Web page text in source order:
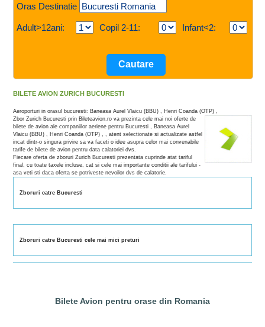
Oras Destinatie
Adult>12ani: Copil 2-11: Infant<2:
BILETE AVION ZURICH BUCURESTI
Aeroporturi in orasul bucuresti: Baneasa Aurel Vlaicu (BBU) , Henri Coanda (OTP) ,
Zbor Zurich Bucuresti prin Bileteavion.ro va prezinta cele mai noi oferte de
bilete de avion ale companiilor aeriene pentru Bucuresti , Baneasa Aurel
Vlaicu (BBU) , Henri Coanda (OTP) , , atent selectionate si actualizate astfel
incat dintr-o singura privire sa va faceti o idee asupra celor mai convenabile
tarife de bilete de avion pentru data calatoriei dvs.
Fiecare oferta de zboruri Zurich Bucuresti prezentata cuprinde atat tariful
final, cu toate taxele incluse, cat si cele mai importante conditii ale tarifului -
asa veti sti daca oferta se potriveste nevoilor dvs de calatorie.
Zboruri catre Bucuresti
Zboruri catre Bucuresti cele mai mici preturi
Bilete Avion pentru orase din Romania